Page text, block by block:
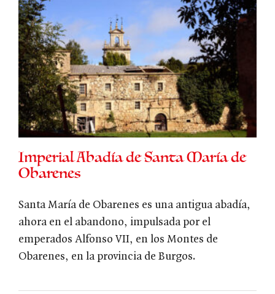
Imperial Abadía de Santa María de
Obarenes
Santa María de Obarenes es una antigua abadía,
ahora en el abandono, impulsada por el
emperados Alfonso VII, en los Montes de
Obarenes, en la provincia de Burgos.